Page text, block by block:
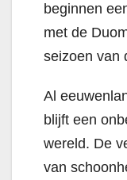
beginnen
met de
seizoen van
Al
blijft een
wereld. De
van